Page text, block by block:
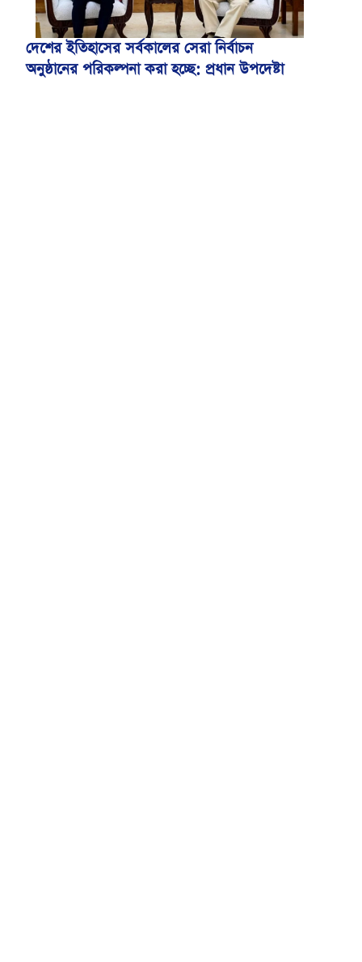
দেশের ইতিহাসের সর্বকালের সেরা নির্বাচন
অনুষ্ঠানের পরিকল্পনা করা হচ্ছে: প্রধান উপদেষ্টা